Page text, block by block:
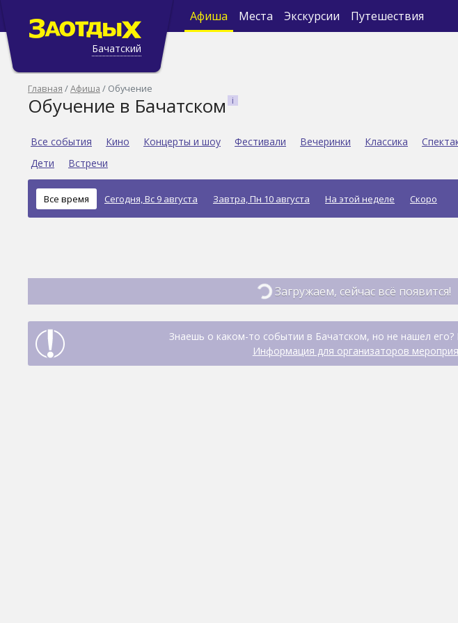
Бачатский
Афиша Места Экскурсии Путешествия
Главная Афиша Обучение
Обучение в Бачатском
Все события Кино Концерты и шоу Фестивали Вечеринки Классика
Дети
Встречи
Все время Сегодня, Вс 9 августа Завтра, Пн 10 августа На этой неделе Скоро
Загружаем, сейчас всё появится!
Знаешь о каком-то событии в Бачатском, но не нашел
Информация для организаторов